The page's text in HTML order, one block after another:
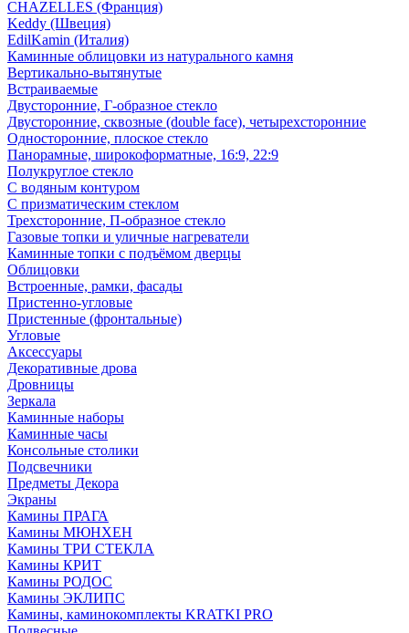
CHAZELLES (Франция)
Keddy (Швеция)
EdilKamin (Италия)
Каминные облицовки из натурального камня
Вертикально-вытянутые
Встраиваемые
Двусторонние, Г-образное стекло
Двусторонние, сквозные (double face), четырехсторонние
Односторонние, плоское стекло
Панорамные, широкоформатные, 16:9, 22:9
Полукруглое стекло
С водяным контуром
С призматическим стеклом
Трехсторонние, П-образное стекло
Газовые топки и уличные нагреватели
Каминные топки с подъёмом дверцы
Облицовки
Встроенные, рамки, фасады
Пристенно-угловые
Пристенные (фронтальные)
Угловые
Аксессуары
Декоративные дрова
Дровницы
Зеркала
Каминные наборы
Каминные часы
Консольные столики
Подсвечники
Предметы Декора
Экраны
Камины ПРАГА
Камины МЮНХЕН
Камины ТРИ СТЕКЛА
Камины КРИТ
Камины РОДОС
Камины ЭКЛИПС
Камины, каминокомплекты KRATKI PRO